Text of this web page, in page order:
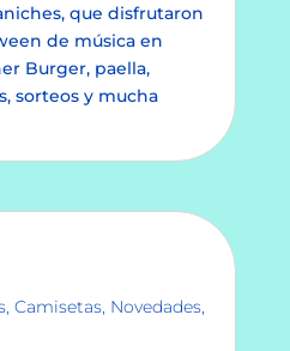
que disfrutaron
de música en
Burger, paella,
sorteos y mucha
, Camisetas, Novedades,